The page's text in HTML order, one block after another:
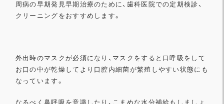
周病の早期発見早期治療のために、 歯科医院での定期検診、
クリーニングをおすすめします。
外出時のマスクが必須になり、 マスクをすると口呼吸をして
お口の中が乾燥してより口腔内細菌が繁殖しやすい状態にも
なっています。
なるべく鼻呼吸を意識したり、こまめな水分補給もしましょ